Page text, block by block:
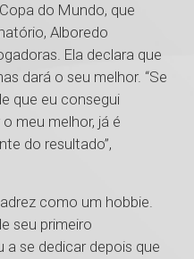
do Mundo, que
Alboredo
Ela declara que
dará o seu melhor. “Se
que eu consegui
meu melhor, já é
do resultado”,
como um hobbie.
seu primeiro
se dedicar depois que